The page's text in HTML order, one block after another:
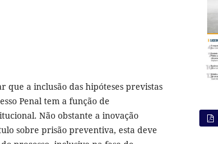
que a inclusão das hipóteses previstas
Penal tem a função de
Não obstante a inovação
sobre prisão preventiva, esta deve